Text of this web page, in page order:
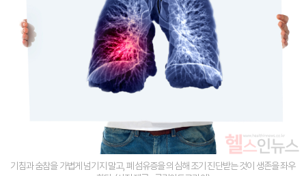
기침과 숨참을 가볍게 넘기지 말고, 폐섬유증을 의심해 조기 진단받는 것이 생존을 좌우